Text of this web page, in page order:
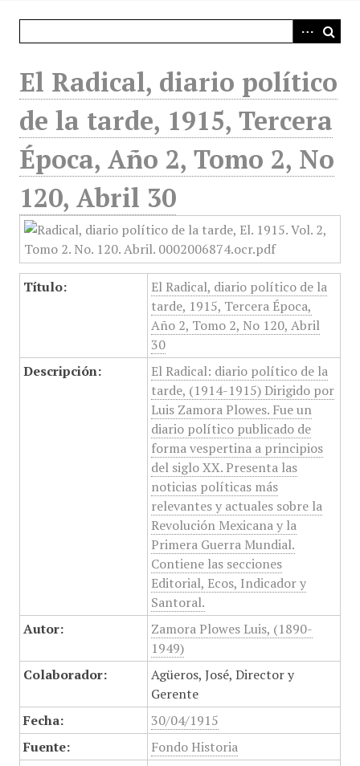
El Radical, diario político
de la tarde, 1915, Tercera
Época, Año 2, Tomo 2, No
120, Abril 30
Título:
El Radical, diario político de la
tarde, 1915, Tercera Época,
Año 2, Tomo 2, No 120, Abril
30
Descripción:
El Radical: diario político de la
tarde, (1914-1915) Dirigido por
Luis Zamora Plowes. Fue un
diario político publicado de
forma vespertina a principios
del siglo XX. Presenta las
noticias políticas más
relevantes y actuales sobre la
Revolución Mexicana y la
Primera Guerra Mundial.
Contiene las secciones
Editorial, Ecos, Indicador y
Santoral.
Autor:
Zamora Plowes Luis, (1890-
1949)
Colaborador:
Agüeros, José, Director y
Gerente
Fecha:
30/04/1915
Fuente:
Fondo Historia